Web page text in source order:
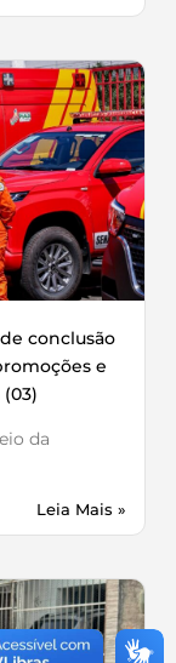
conclusão
e
da
Leia Mais »